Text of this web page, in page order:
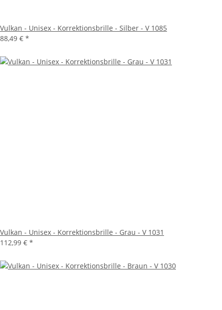
Vulkan - Unisex - Korrektionsbrille - Silber - V 1085
88,49 € *
Vulkan - Unisex - Korrektionsbrille - Grau - V 1031
112,99 € *